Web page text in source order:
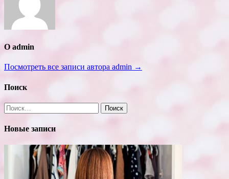
О admin
Посмотреть все записи автора admin →
Поиск
Найти:
Новые записи